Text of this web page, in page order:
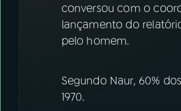
conversou com o
lançamento do
pelo homem.
Segundo Naur, 60%
1970.